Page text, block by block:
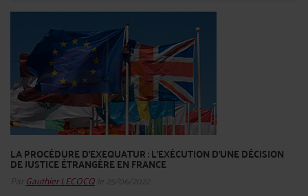
LA PROCÉDURE D’EXEQUATUR : L’EXÉCUTION D’UNE DÉCISION
DE JUSTICE ÉTRANGÈRE EN FRANCE
Par Gauthier LECOCQ le 25/06/2022